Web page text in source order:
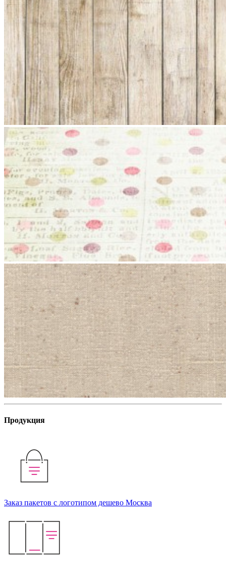
Продукция
Заказ пакетов с логотипом дешево Москва